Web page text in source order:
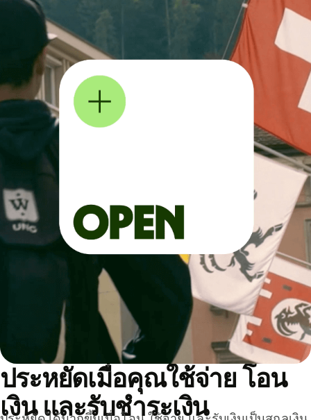
ประหยัดเมื่อคุณใช้จ่าย โอน
เงิน และรับชำระเงิน